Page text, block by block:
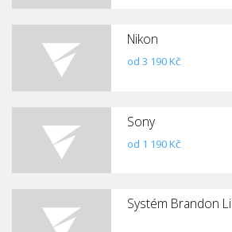
Nikon
od 3 190 Kč
Sony
od 1 190 Kč
Systém Brandon Li